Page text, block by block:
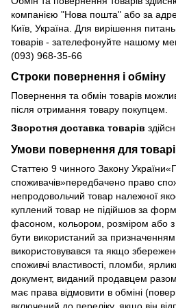
компанією "Нова пошта" або за
Київ, Україна. Для вирішення
товарів - зателефонуйте нашому
(093) 968-35-66
Строки повернення і обміну
Повернення та обмін товарів
після отримання товару покупцем.
Зворотня доставка товарів
Умови повернення для
Статтею 9 чинного Закону
споживачів»передбачено право
непродовольчий товар належної
куплений товар не підійшов за
фасоном, кольором, розміром або
бути використаний за
використовувався та якщо
споживчі властивості, пломби,
документ, виданий продавцем
має права відмовити в обміні